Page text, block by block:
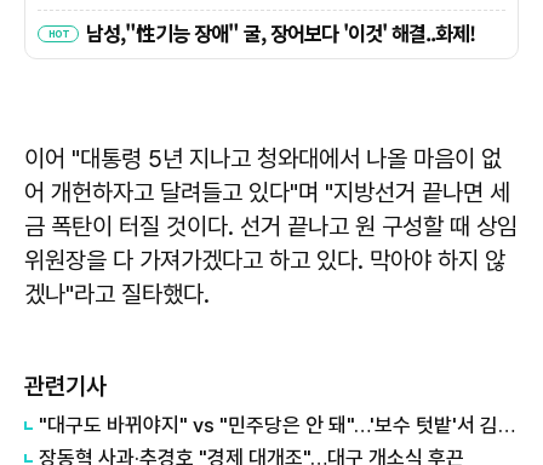
이어 "대통령 5년 지나고 청와대에서 나올 마음이 없
어 개헌하자고 달려들고 있다"며 "지방선거 끝나면 세
금 폭탄이 터질 것이다. 선거 끝나고 원 구성할 때 상임
위원장을 다 가져가겠다고 하고 있다. 막아야 하지 않
겠나"라고 질타했다.
관련기사
"대구도 바뀌야지" vs "민주당은 안 돼"…'보수 텃밭'서 김부겸·추경호 '초접전'
장동혁 사과·추경호 "경제 대개조"…대구 개소식 후끈